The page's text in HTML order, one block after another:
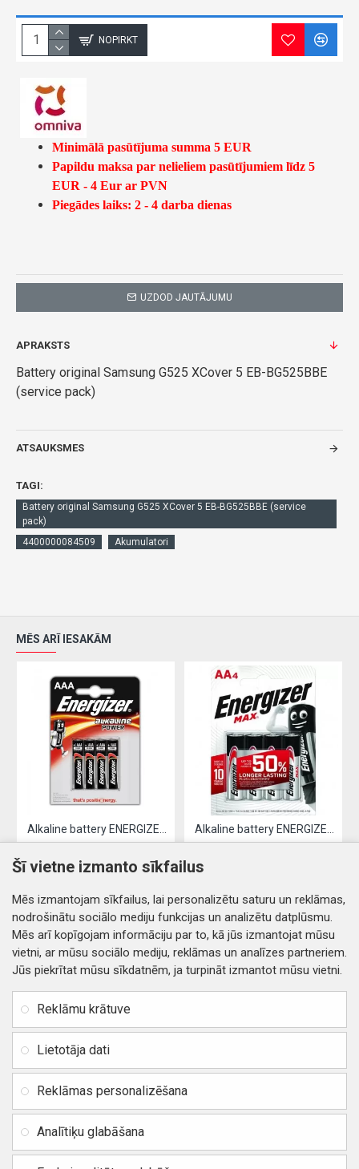
NOPIRKT
Minimālā pasūtījuma summa 5 EUR
Papildu maksa par nelieliem pasūtījumiem līdz 5
EUR - 4 Eur ar PVN
Piegādes laiks: 2 - 4 darba dienas
UZDOD JAUTĀJUMU
APRAKSTS
Battery original Samsung G525 XCover 5 EB-BG525BBE
(service pack)
ATSAUKSMES
TAGI:
Battery original Samsung G525 XCover 5 EB-BG525BBE (service
pack)
4400000084509
Akumulatori
MĒS ARĪ IESAKĀM
Kontakti
Distances līgums
Privātuma politika
Preču un naudas atgriešana
Piegādes un apmaksa
Vietnes karte
Rekvizīti
Jur. adrese: Zasulauka iela
Reģ. Nr. 40103717618,
BIC / SWIFT: HABALV22
Šī vietne izmanto sīkfailus
Mēs izmantojam sīkfailus, lai personalizētu saturu un reklāmas,
nodrošinātu sociālo mediju funkcijas un analizētu datplūsmu.
Mēs arī kopīgojam informāciju par to, kā jūs izmantojat mūsu
vietni, ar mūsu sociālo mediju, reklāmas un analīzes partneriem.
Jūs piekrītat mūsu sīkdatnēm, ja turpināt izmantot mūsu vietni.
Reklāmu krātuve
Lietotāja dati
Reklāmas personalizēšana
Analītiķu glabāšana